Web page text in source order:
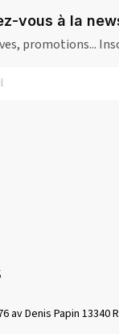
vous à la
promotions...
av Denis Papin 13340